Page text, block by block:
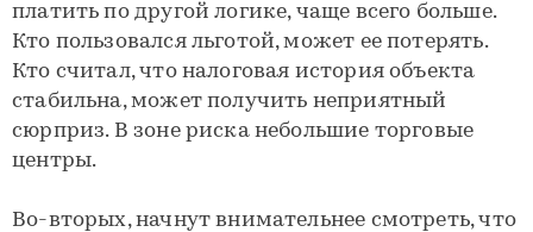
платить по другой логике, чаще всего больше.
Кто пользовался льготой, может ее потерять.
Кто считал, что налоговая история объекта
стабильна, может получить неприятный
сюрприз. В зоне риска небольшие торговые
центры.
Во-вторых, начнут внимательнее смотреть, что